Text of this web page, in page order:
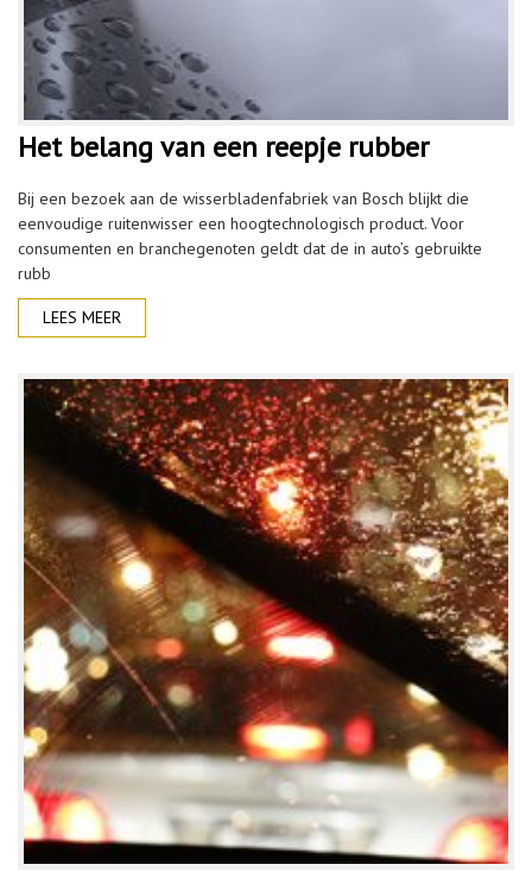
Het belang van een reepje rubber
Bij een bezoek aan de wisserbladenfabriek van Bosch blijkt die
eenvoudige ruitenwisser een hoogtechnologisch product. Voor
consumenten en branchegenoten geldt dat de in auto’s gebruikte
rubb
LEES MEER